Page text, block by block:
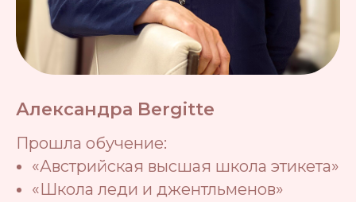
Александра Bergitte
Прошла обучение:
«Австрийская высшая школа этикета»
«Школа леди и джентльменов»